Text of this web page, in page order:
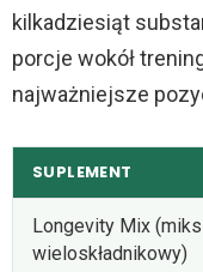
kilkadziesiąt
porcje wokół
najważniejsze
SUPLEMENT
Longevity Mix (miks
wieloskładnikowy)